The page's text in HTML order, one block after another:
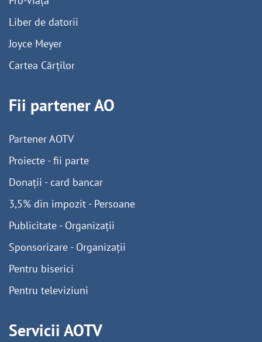
Liber de datorii
Joyce Meyer
Cartea Cărților
Fii partener AO
Partener AOTV
Proiecte - fii parte
Donații - card bancar
3,5% din impozit - Persoane
Publicitate - Organizații
Sponsorizare - Organizații
Pentru biserici
Pentru televiziuni
Servicii AOTV